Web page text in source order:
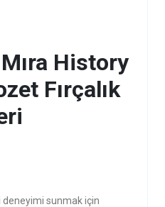
History
Fırçalık
sunmak için